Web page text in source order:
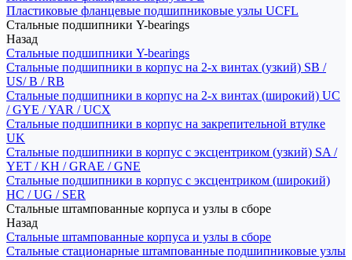
Пластиковые фланцевые подшипниковые узлы UCFL
Стальные подшипники Y-bearings
Назад
Стальные подшипники Y-bearings
Стальные подшипники в корпус на 2-х винтах (узкий) SB /
US/ B / RB
Стальные подшипники в корпус на 2-х винтах (широкий) UC
/ GYE / YAR / UCX
Стальные подшипники в корпус на закрепительной втулке
UK
Стальные подшипники в корпус с эксцентриком (узкий) SA /
YET / KH / GRAE / GNE
Стальные подшипники в корпус с эксцентриком (широкий)
HC / UG / SER
Стальные штампованные корпуса и узлы в сборе
Назад
Стальные штампованные корпуса и узлы в сборе
Стальные стационарные штампованные подшипниковые узлы